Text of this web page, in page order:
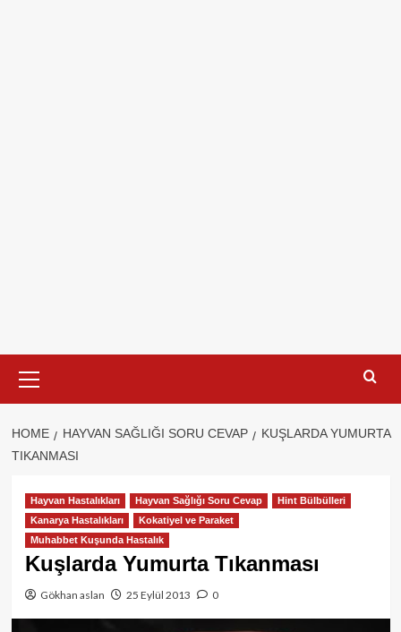
Menu
HOME HAYVAN SAĞLIĞI SORU CEVAP
KUŞLARDA YUMURTA
TIKANMASI
Hayvan Hastalıkları Hayvan Sağlığı Soru Cevap
Hint Bülbülleri
Kanarya Hastalıkları
Kokatiyel ve Paraket
Muhabbet Kuşunda Hastalık
Kuşlarda Yumurta Tıkanması
Gökhan aslan 25 Eylül 2013 0